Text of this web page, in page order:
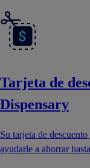
Tarjeta de
Dispensary
Su tarjeta de
ayudarle a ahorrar